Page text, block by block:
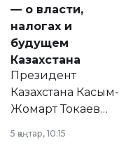
— о власти,
налогах и
будущем
Казахстана
Президент
Казахстана Касым-
Жомарт Токаев
сразу несколько
5 қаңтар, 10:15